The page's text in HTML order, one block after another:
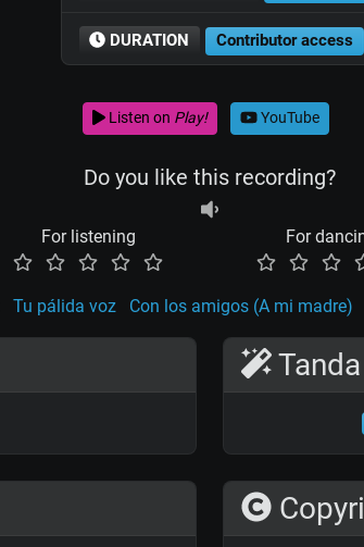
DURATION Contributor access
Listen on Play! YouTube
Do you like this recording?
For listening For
Tu pálida voz Con los amigos (A mi madre)